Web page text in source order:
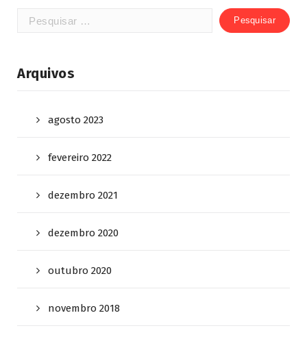
Arquivos
agosto 2023
fevereiro 2022
dezembro 2021
dezembro 2020
outubro 2020
novembro 2018